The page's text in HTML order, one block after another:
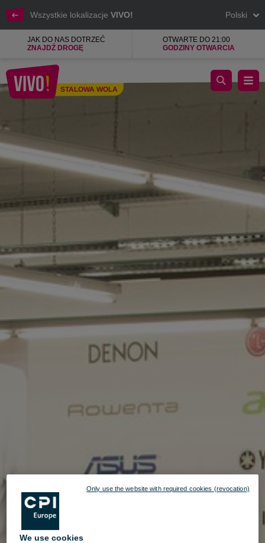
Wszystkie lokalizacje VIVO! Polski
JAK DO NAS DOTRZEĆ
ZNAJDŹ DROGĘ
OTWARTE DO 21:00
GODZINY OTWARCIA
STALOWA WOLA
Szeroki wybór produktów i najnowszych technologii w super
We use cookies
Only use the website with required cookies (revocation)